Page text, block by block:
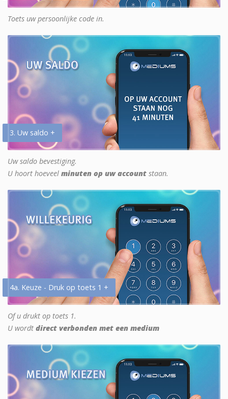
Toets uw persoonlijke code in.
3. Uw saldo +
Uw saldo bevestiging.
U hoort hoeveel minuten op uw account staan.
4a. Keuze - Druk op toets 1 +
Of u drukt op toets 1.
U wordt direct verbonden met een medium